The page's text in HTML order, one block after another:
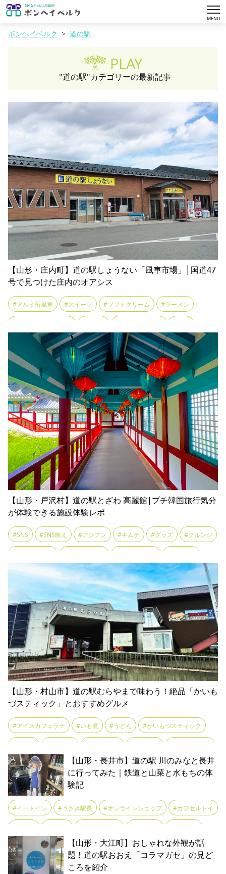
MENU
ボンヘイベルク 道の駅
PLAY
"道の駅"カテゴリーの最新記事
【山形・庄内町】道の駅しょうない「風車市場」│国道47
号で見つけた庄内のオアシス
#アルミ缶風車 #スイーツ #ソフトクリーム #ラーメン
#河童伝説 #豚丼 #農産物直売所 #道の駅
#風車市場
【山形・戸沢村】道の駅とざわ 高麗館|プチ韓国旅行気分
が体験できる施設体験レポ
#SNS #SNS映え #アジアン #キムチ #グッズ #クルンジ
#ビビンバ #フォトスポット #ホットク #リトル韓国 #冷麺
#撮影スポット #異国感 #韓国 #韓国グルメ
#韓国ラーメン
【山形・村山市】道の駅むらやまで味わう！絶品「かいも
づスティック」とおすすめグルメ
#アイスカフェラテ #いも煮 #うどん #かいもづスティック
#そば #そばジェラート #そばパフェ #ドライブ
#とんかつ定食 #ナポリタン
#まゆ玉 #ランチ #リニューアルオープン #りんごジュース
#ロースかつ丼 #伝統食 #冷たいラーメン #名物
#味噌ラーメン #和スイーツ #土産 #天丼 #山形グルメ
#山形ブランド牛 #山形牛 #山形牛ステーキ重
【山形・長井市】道の駅 川のみなと長井
に行ってみた｜鉄道と山菜と水もちの体
験記
#イートイン #うさぎ駅長 #オンラインショップ #カプセルトイ
#バーニック・ナガイ #フラワー長井線 #もっちぃ #ランチ
#レストラン #レンタサイクル
【山形・大江町】おしゃれな外観が話
題！道の駅おおえ「コラマガセ」の見ど
ころを紹介